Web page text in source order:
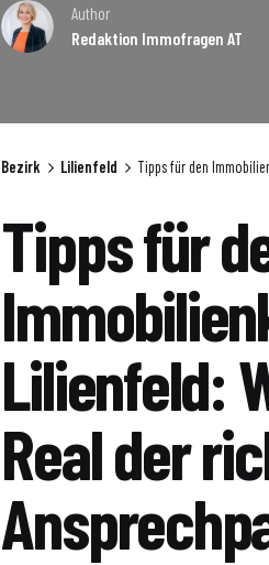
Author
Redaktion Immofragen AT
Bezirk Lilienfeld Tipps für den
Tipps für
Lilienfeld:
Real der